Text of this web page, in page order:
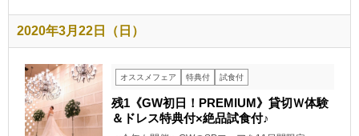
2020年3月22日（日）
オススメフェア 特典付 試食付
残1《GW初日！PREMIUM》貸切Ｗ体験
＆ドレス特典付×絶品試食付♪